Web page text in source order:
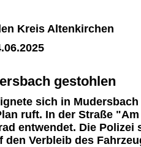
Kreis Altenkirchen
gestohlen
sich in
ruft. In der Straße
entwendet. Die Polizei
den Verbleib des